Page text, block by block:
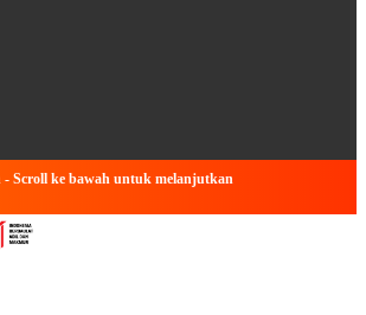
Scroll ke bawah untuk melanjutkan